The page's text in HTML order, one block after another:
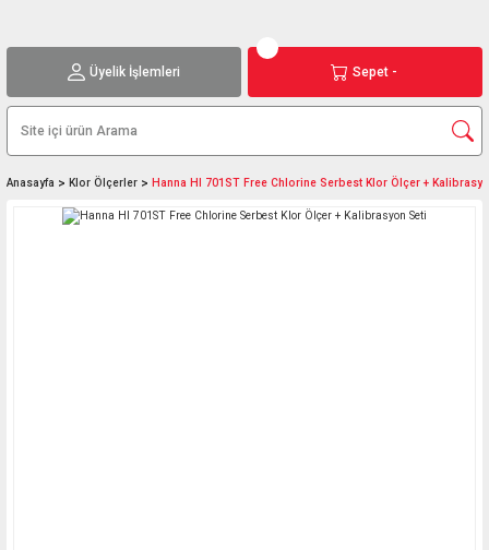
Üyelik İşlemleri Sepet -
Anasayfa Klor Ölçerler Hanna HI 701ST Free Chlorine Serbest Klor Ölçer +